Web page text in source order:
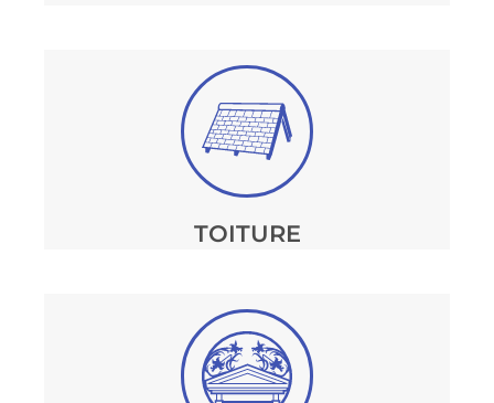
TOITURE